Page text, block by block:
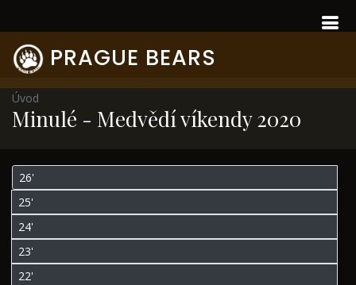
PRAGUE BEARS
Úvod
Minulé - Medvědí víkendy 2020
26'
25'
24'
23'
22'